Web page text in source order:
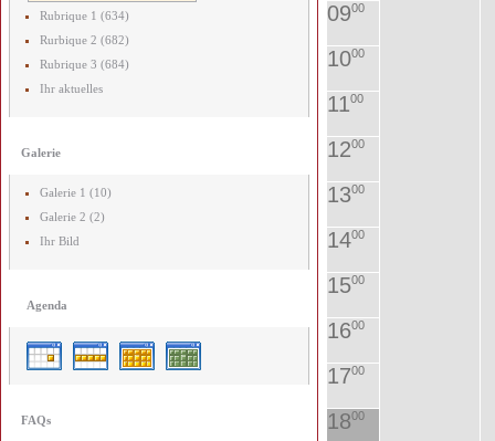
Rubrique 1 (634)
Rurbique 2 (682)
Rubrique 3 (684)
Ihr aktuelles
Galerie
Galerie 1 (10)
Galerie 2 (2)
Ihr Bild
Agenda
FAQs
0900
1000
1100
1200
1300
1400
1500
1600
1700
1800